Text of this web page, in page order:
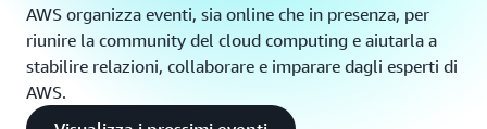
AWS organizza eventi, sia online che in presenza, per
riunire la community del cloud computing e aiutarla a
stabilire relazioni, collaborare e imparare dagli esperti di
AWS.